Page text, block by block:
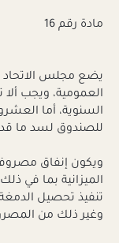
مادة رقم 16
يضع مجلس الاتحاد
السنوية، أما
للصندوق لسد ما قد
ويكون إنفاق
الميزانية بما في
تنفيذ تحصيل
وغير ذلك من